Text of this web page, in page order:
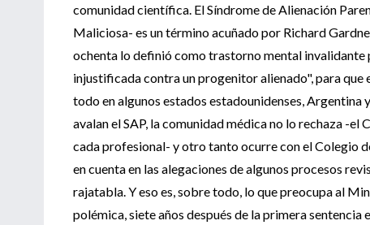
comunidad científica. El Síndrome de Alienación
Maliciosa- es un término acuñado por Richard
ochenta lo definió como trastorno mental invalidante
injustificada contra un progenitor alienado", para que
todo en algunos estados estadounidenses, Argentina
avalan el SAP, la comunidad médica no lo rechaza -
cada profesional- y otro tanto ocurre con el Colegio
en cuenta en las alegaciones de algunos procesos
rajatabla. Y eso es, sobre todo, lo que preocupa al
polémica, siete años después de la primera sentencia